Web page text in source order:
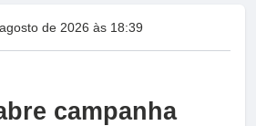
de 2026 às 18:39
campanha